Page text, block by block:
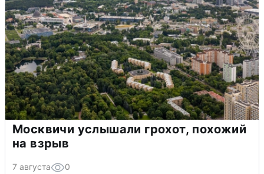
Москвичи услышали грохот, похожий
на взрыв
7 августа 0